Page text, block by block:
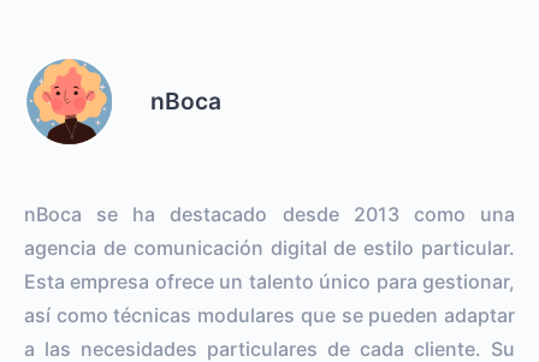
nBoca
nBoca se ha destacado desde 2013 como una
agencia de comunicación digital de estilo particular.
Esta empresa ofrece un talento único para gestionar,
así como técnicas modulares que se pueden adaptar
a las necesidades particulares de cada cliente. Su